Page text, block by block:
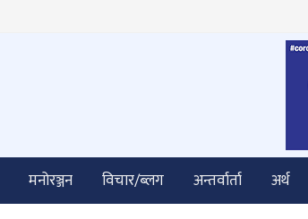
मनोरञ्जन विचार/ब्लग अन्तर्वार्ता अर्थ